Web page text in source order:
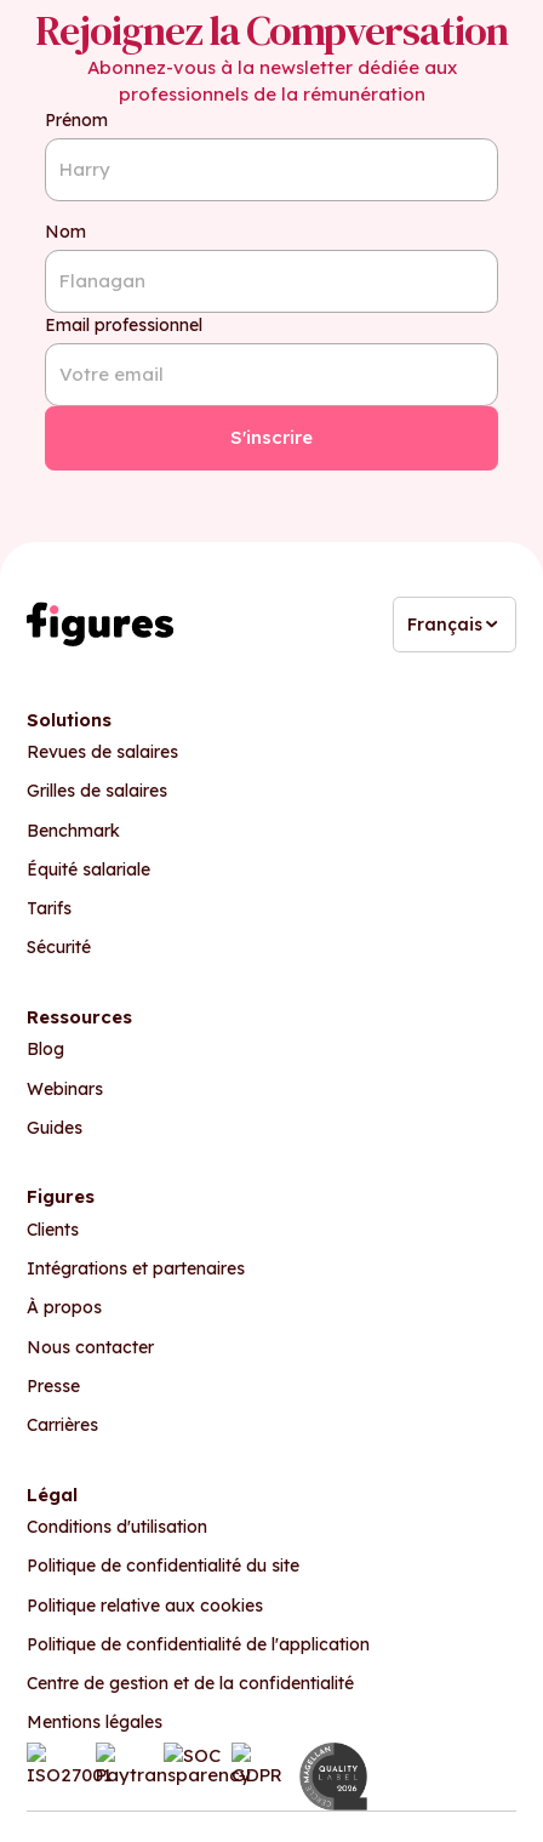
Rejoignez la Compversation
Abonnez-vous à la newsletter dédiée aux
professionnels de la rémunération
Prénom
Nom
Email professionnel
Français
Solutions
Revues de salaires
Grilles de salaires
Benchmark
Équité salariale
Tarifs
Sécurité
Ressources
Blog
Webinars
Guides
Figures
Clients
Intégrations et partenaires
À propos
Nous contacter
Presse
Carrières
Légal
Conditions d'utilisation
Politique de confidentialité du site
Politique relative aux cookies
Politique de confidentialité de l'application
Centre de gestion et de la confidentialité
Mentions légales